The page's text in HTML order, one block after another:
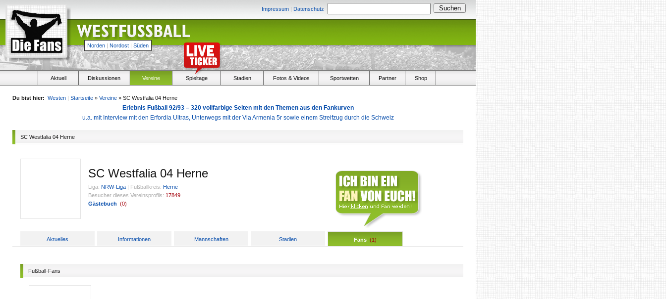
Impressum | Datenschutz
Norden | Nordost | Süden
Aktuell Diskussionen Vereine Spieltage Stadien Fotos & Videos Sportwetten Partner Shop
Du bist hier: Westen | Startseite » Vereine » SC Westfalia 04 Herne
Erlebnis Fußball 92/93 – 320 vollfarbige Seiten mit den Themen aus den Fankurven
u.a. mit Interview mit den Erfordia Ultras, Unterwegs mit der Via Armenia 5r sowie einem Streifzug durch die Schweiz
SC Westfalia 04 Herne
SC Westfalia 04 Herne
Liga: NRW-Liga | Fußballkreis: Herne
Besucher dieses Vereinsprofils: 17849
Gästebuch (0)
Aktuelles Informationen Mannschaften Stadien Fans (1)
Fußball-Fans